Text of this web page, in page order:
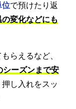
位で預けたり返
変化などにも
らえるなど、
シーズンまで安
し入れをスッ